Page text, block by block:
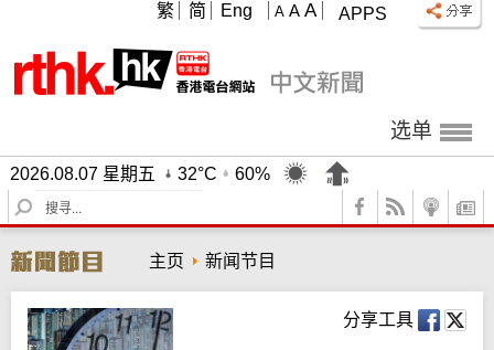
APPS
A A A
繁 简 Eng
选单
2026.08.07 星期五 32°C
60%
S
e
r
c
h
主页 新闻节目
分享工具